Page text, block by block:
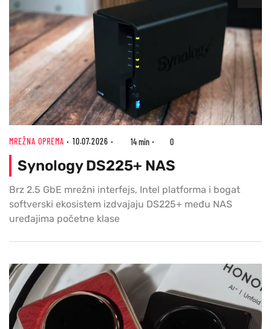
MREŽNA OPREMA 10.07.2026 14 min 0
Synology DS225+ NAS
Brz 2.5 GbE mrežni interfejs, Intel platforma i bogat
softverski ekosistem izdvajaju DS225+ među NAS
uređajima početne klase